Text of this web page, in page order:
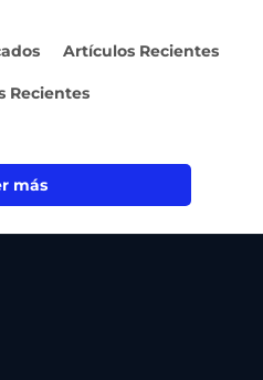
Artículos Recientes
Recientes
más